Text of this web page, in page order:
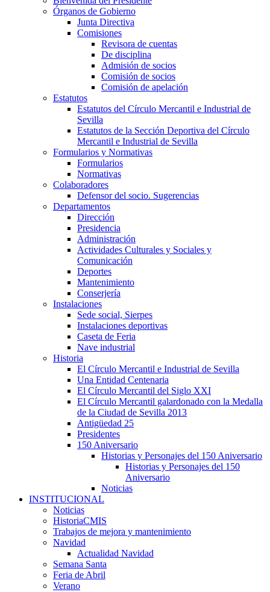
Órganos de Gobierno
Junta Directiva
Comisiones
Revisora de cuentas
De disciplina
Admisión de socios
Comisión de socios
Comisión de apelación
Estatutos
Estatutos del Círculo Mercantil e Industrial de
Sevilla
Estatutos de la Sección Deportiva del Círculo
Mercantil e Industrial de Sevilla
Formularios y Normativas
Formularios
Normativas
Colaboradores
Defensor del socio. Sugerencias
Departamentos
Dirección
Presidencia
Administración
Actividades Culturales y Sociales y
Comunicación
Deportes
Mantenimiento
Conserjería
Instalaciones
Sede social, Sierpes
Instalaciones deportivas
Caseta de Feria
Nave industrial
Historia
El Círculo Mercantil e Industrial de Sevilla
Una Entidad Centenaria
El Círculo Mercantil del Siglo XXI
El Círculo Mercantil galardonado con la Medalla
de la Ciudad de Sevilla 2013
Antigüedad 25
Presidentes
150 Aniversario
Historias y Personajes del 150 Aniversario
Historias y Personajes del 150
Aniversario
Noticias
INSTITUCIONAL
Noticias
HistoriaCMIS
Trabajos de mejora y mantenimiento
Navidad
Actualidad Navidad
Semana Santa
Feria de Abril
Verano